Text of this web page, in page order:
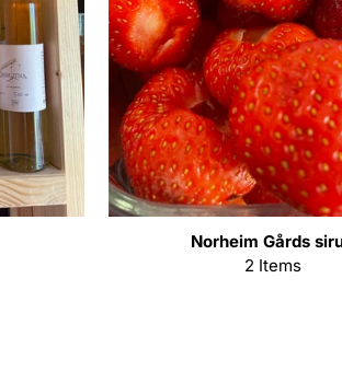
Norheim Gårds
2 Items